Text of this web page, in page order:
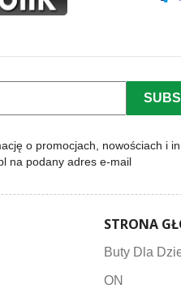
o promocjach, nowościach i
na podany adres e-mail
STRONA
Buty Dla
ON